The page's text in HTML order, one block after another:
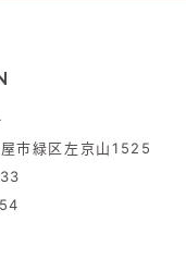
市緑区左京山1525